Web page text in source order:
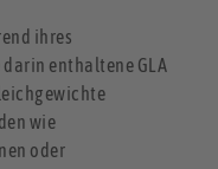
ihres
enthaltene GLA
wie
oder